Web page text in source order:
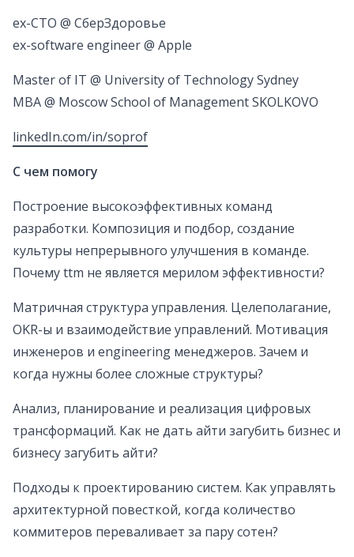
ex-CTO @ СберЗдоровье
ex-software engineer @ Apple
Master of IT @ University of Technology Sydney
MBA @ Moscow School of Management SKOLKOVO
linkedIn.com/in/soprof
С чем помогу
Построение высокоэффективных команд
разработки. Композиция и подбор, создание
культуры непрерывного улучшения в команде.
Почему ttm не является мерилом эффективности?
Матричная структура управления. Целеполагание,
OKR-ы и взаимодействие управлений. Мотивация
инженеров и engineering менеджеров. Зачем и
когда нужны более сложные структуры?
Анализ, планирование и реализация цифровых
трансформаций. Как не дать айти загубить бизнес и
бизнесу загубить айти?
Подходы к проектированию систем. Как управлять
архитектурной повесткой, когда количество
коммитеров переваливает за пару сотен?